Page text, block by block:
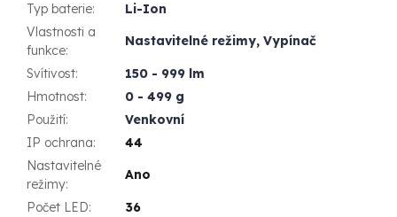
Typ baterie:
Li-Ion
Vlastnosti a
funkce:
Nastavitelné režimy, Vypínač
Svítivost:
150 - 999 lm
Hmotnost:
0 - 499 g
Použití:
Venkovní
IP ochrana:
44
Nastavitelné
režimy:
Ano
Počet LED:
36